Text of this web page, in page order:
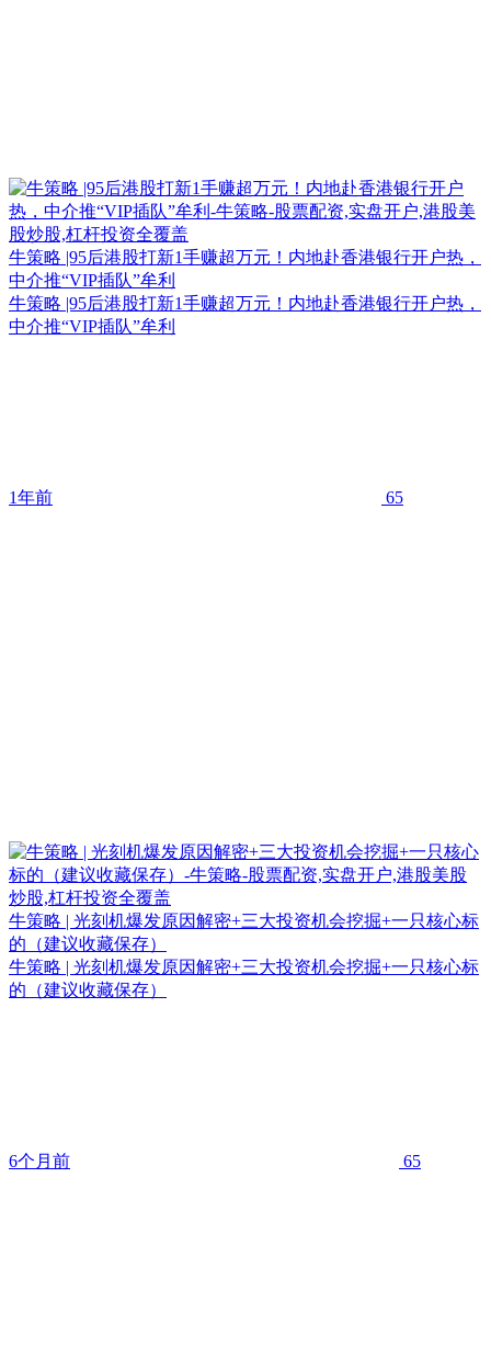
牛策略 |95后港股打新1手赚超万元！内地赴香港银行开户热，
中介推“VIP插队”牟利
牛策略 |95后港股打新1手赚超万元！内地赴香港银行开户热，
中介推“VIP插队”牟利
1年前 65
牛策略 | 光刻机爆发原因解密+三大投资机会挖掘+一只核心标
的（建议收藏保存）
牛策略 | 光刻机爆发原因解密+三大投资机会挖掘+一只核心标
的（建议收藏保存）
6个月前 65